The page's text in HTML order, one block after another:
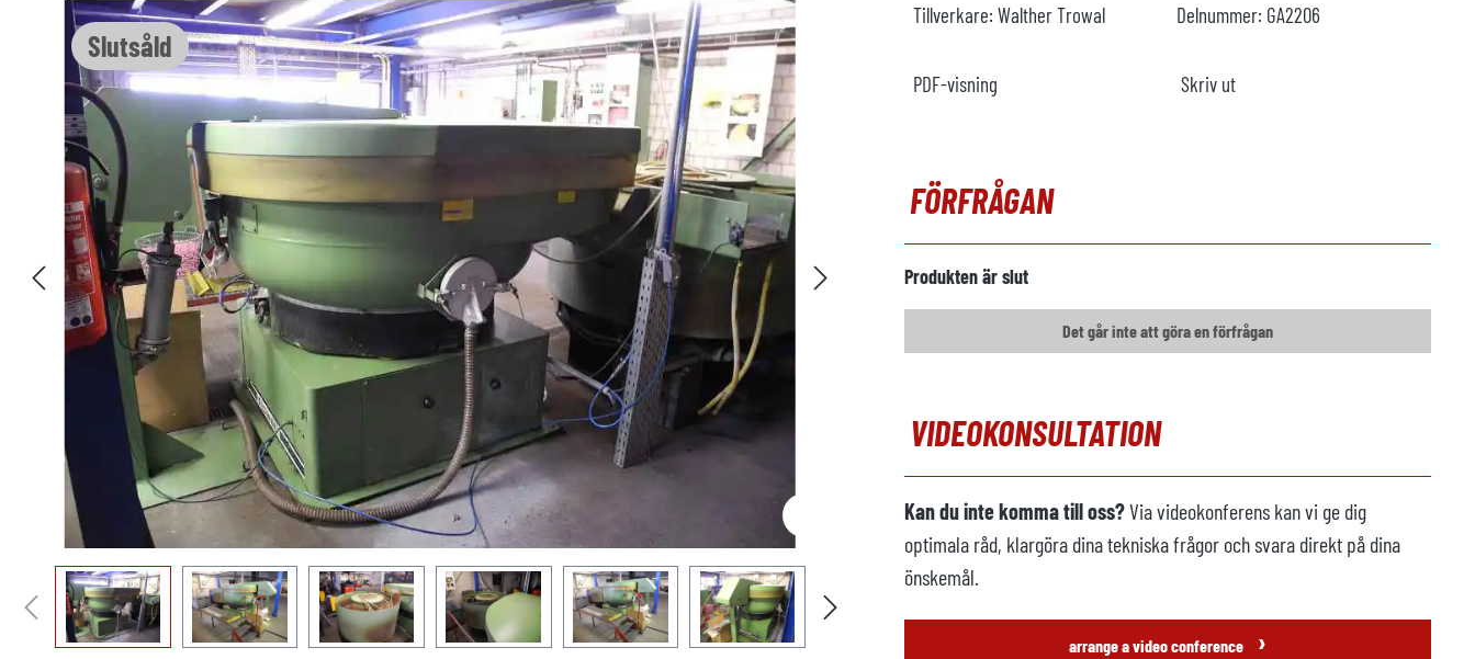
Slutsåld
Hoppa över bildgalleri Tillverkare: Walther Trowal Delnummer: GA2206
PDF-visning Skriv ut
FÖRFRÅGAN
Produkten är slut
Det går inte att göra en förfrågan
VIDEOKONSULTATION
Kan du inte komma till oss?Via videokonferens kan vi ge dig
optimala råd, klargöra dina tekniska frågor och svara direkt på dina
önskemål.
arrange a video conference ›